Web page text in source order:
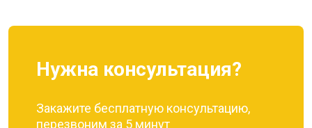
Нужна консультация?
Закажите бесплатную консультацию,
перезвоним за 5 минут